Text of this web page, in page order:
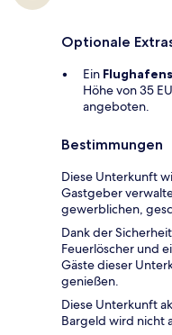
Optionale
Ein
Höhe von 35
angeboten.
Bestimmungen
Diese Unterkunft
Gastgeber
gewerblichen,
Dank der
Feuerlöscher und
Gäste dieser
genießen.
Diese Unterkunft
Bargeld wird nicht